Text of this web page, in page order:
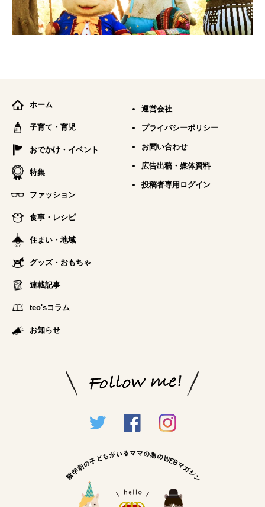
ホーム
子育て・育児
おでかけ・イベント
特集
ファッション
食事・レシピ
住まい・地域
グッズ・おもちゃ
連載記事
teo'sコラム
お知らせ
運営会社
プライバシーポリシー
お問い合わせ
広告出稿・媒体資料
投稿者専用ログイン